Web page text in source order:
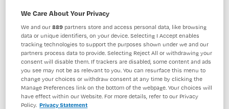
BRANCHE
Zelfstandige kliniek
AANSTELLING
Vaste aanstelling
PLAATSINGSDATUM
19 mei 2025
NIVEAU
MBO
ERVARING
Starter
DIENSTVERBAND
Fulltime
We Care About Your Privacy
We and our889 partners store and access personal data, like browsing
data or unique identifiers, on your device. Selecting I Accept enables
tracking technologies to support the purposes shown under we and our
partners process data to provide. Selecting Reject All or withdrawing your
consent will disable them. If trackers are disabled, some content and ads
you see may not be as relevant to you. You can resurface this menu to
change your choices or withdraw consent at any time by clicking the
Manage Preferences link on the bottom of the webpage. Your choices will
have effect within our Website. For more details, refer to our Privacy
Policy. Privacy Statement